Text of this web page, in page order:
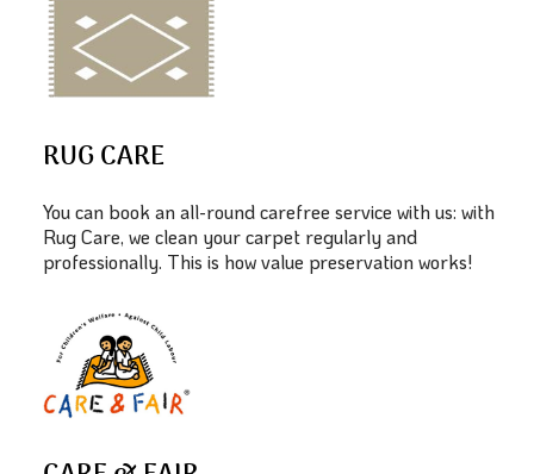
RUG CARE
You can book an all-round carefree service with us: with
Rug Care, we clean your carpet regularly and
professionally. This is how value preservation works!